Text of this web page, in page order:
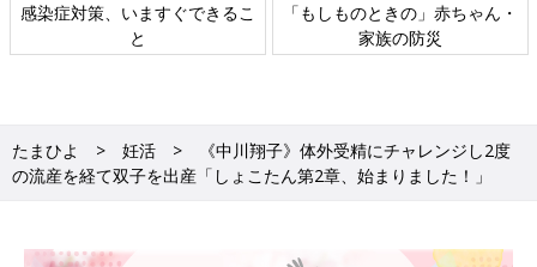
感染症対策、いますぐできるこ
と
「もしものときの」赤ちゃん・
家族の防災
たまひよ 妊活
《中川翔子》体外受精にチャレンジし2度
の流産を経て双子を出産「しょこたん第2章、始まりました！」